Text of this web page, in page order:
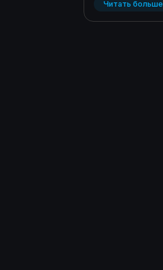
Читать больше